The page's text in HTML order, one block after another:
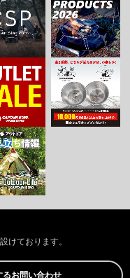
けております。
るお問い合わせ